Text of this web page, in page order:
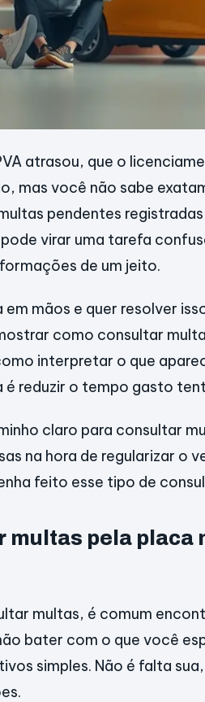
atrasou, que o
mas você não sabe
pendentes
virar uma tarefa
de um jeito.
mãos e quer resolver
como consultar
interpretar o que
é reduzir o tempo gasto
claro para consultar
na hora de regularizar o
feito esse tipo de
multas pela placa
multas, é comum
bater com o que você
simples. Não é falta